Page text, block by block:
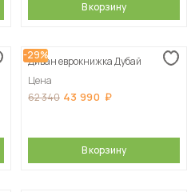
В корзину
-29%
Диван еврокнижка Дубай
Цена
62 340 43 990
В корзину